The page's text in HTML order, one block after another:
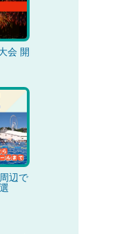
会 開
辺で